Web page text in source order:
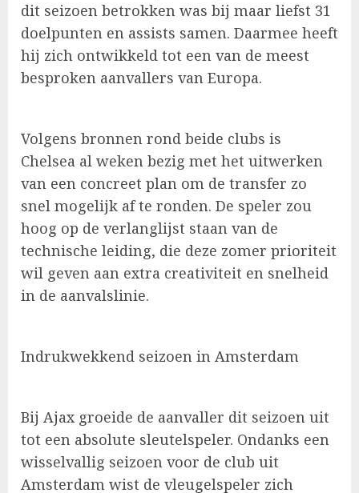
dit seizoen betrokken was bij maar liefst 31
doelpunten en assists samen. Daarmee heeft
hij zich ontwikkeld tot een van de meest
besproken aanvallers van Europa.
Volgens bronnen rond beide clubs is
Chelsea al weken bezig met het uitwerken
van een concreet plan om de transfer zo
snel mogelijk af te ronden. De speler zou
hoog op de verlanglijst staan van de
technische leiding, die deze zomer prioriteit
wil geven aan extra creativiteit en snelheid
in de aanvalslinie.
Indrukwekkend seizoen in Amsterdam
Bij Ajax groeide de aanvaller dit seizoen uit
tot een absolute sleutelspeler. Ondanks een
wisselvallig seizoen voor de club uit
Amsterdam wist de vleugelspeler zich